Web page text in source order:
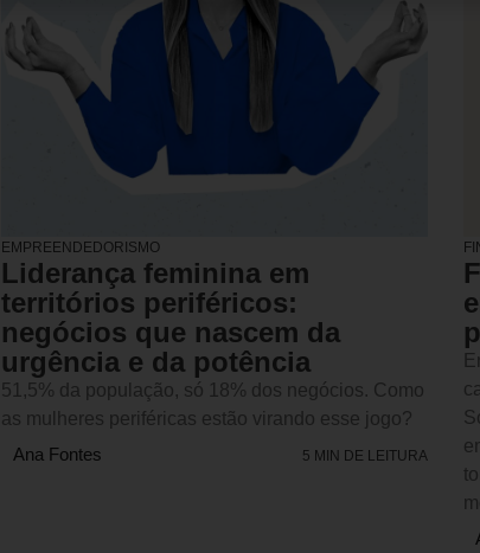
EMPREENDEDORISMO
Liderança feminina em
territórios periféricos:
negócios que nascem da
urgência e da potência
51,5% da população, só 18% dos negócios. Como
as mulheres periféricas estão virando esse jogo?
Ana Fontes
5 MIN DE LEITURA